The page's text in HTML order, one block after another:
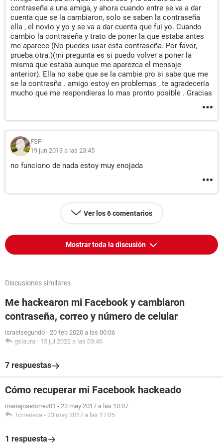
contraseña a una amiga, y ahora cuando entre se va a dar
cuenta que se la cambiaron, solo se saben la contraseña
ella , el novio y yo y se va a dar cuenta que fui yo. Cuando
cambio la contraseña y trato de poner la que estaba antes
me aparece (No puedes usar esta contraseña. Por favor,
prueba otra.)(mi pregunta es si puedo volver a poner la
misma que estaba aunque me aparezca el mensaje
anterior). Ella no sabe que se la cambie pro si sabe que me
se la contrasña . amigo estoy en problemas , te agradecería
mucho que me respondieras lo mas pronto posible . Gracias
FSF
19 jun 2013 a las 23:45
no funciono de nada estoy muy enojada
Ver los 6 comentarios
Mostrar toda la discusión
Discusiones similares
Me hackearon mi Facebook y cambiaron
contraseña, correo y número de celular
israelsegundo - 20 feb 2020 a las 00:06
gslaura - 15 jul 2022 a las 03:46
7 respuestas
Cómo recuperar mi Facebook hackeado
mariajosetorrez01 - 23 may 2017 a las 10:07
Torrenava - 23 may 2017 a las 17:05
1 respuesta